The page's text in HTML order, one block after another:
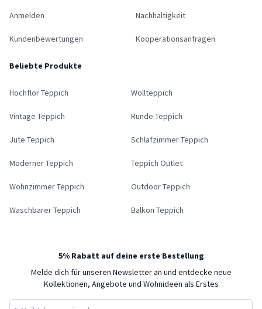
Anmelden
Kundenbewertungen
Nachhaltigkeit
Kooperationsanfragen
Beliebte Produkte
Hochflor Teppich Wollteppich
Vintage Teppich Runde Teppich
Jute Teppich Schlafzimmer Teppich
Moderner Teppich Teppich Outlet
Wohnzimmer Teppich Outdoor Teppich
Waschbarer Teppich Balkon Teppich
5% Rabatt auf deine erste Bestellung
Melde dich für unseren Newsletter an und entdecke neue
Kollektionen, Angebote und Wohnideen als Erstes